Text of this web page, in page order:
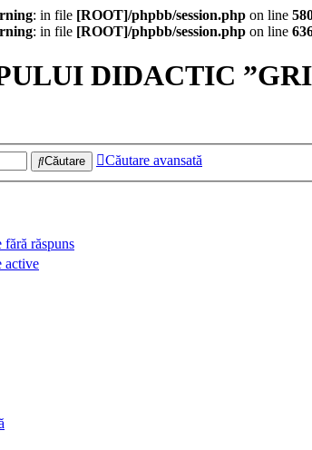
: in file [ROOT]/phpbb/session.php on line
: in file [ROOT]/phpbb/session.php on line
DIDACTIC
Căutare Căutare avansată
fără răspuns
active